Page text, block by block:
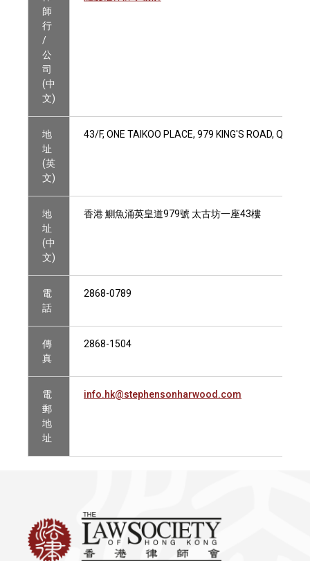
師
行
/
公
司
(中
文)
地
址
(英
文)
43/F, ONE TAIKOO PLACE, 979 KING'S ROAD,
地
址
(中
文)
香港 鰂魚涌英皇道979號 太古坊一座43樓
電
話
2868-0789
傳
真
2868-1504
電
郵
地
址
info.hk@stephensonharwood.com